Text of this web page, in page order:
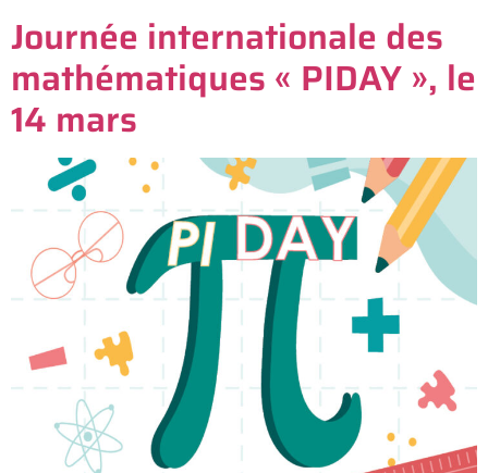
Journée internationale des
mathématiques « PIDAY », le
14 mars